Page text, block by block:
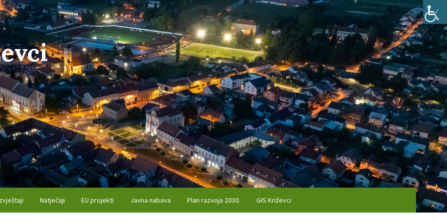
Natječaji EU projekti Javna nabava Plan razvoja 2030. GIS Križevci